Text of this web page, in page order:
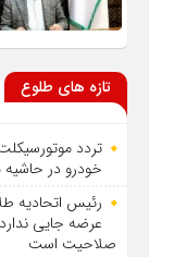
تازه های طلوع
تردد
خودرو در
رئیس اتحادیه
عرضه جایی
صلاحیت است